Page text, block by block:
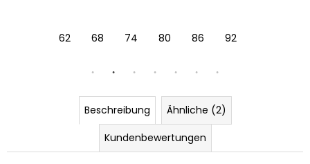
62 68 74 80 86 92
Beschreibung
Ähnliche (2)
Kundenbewertungen